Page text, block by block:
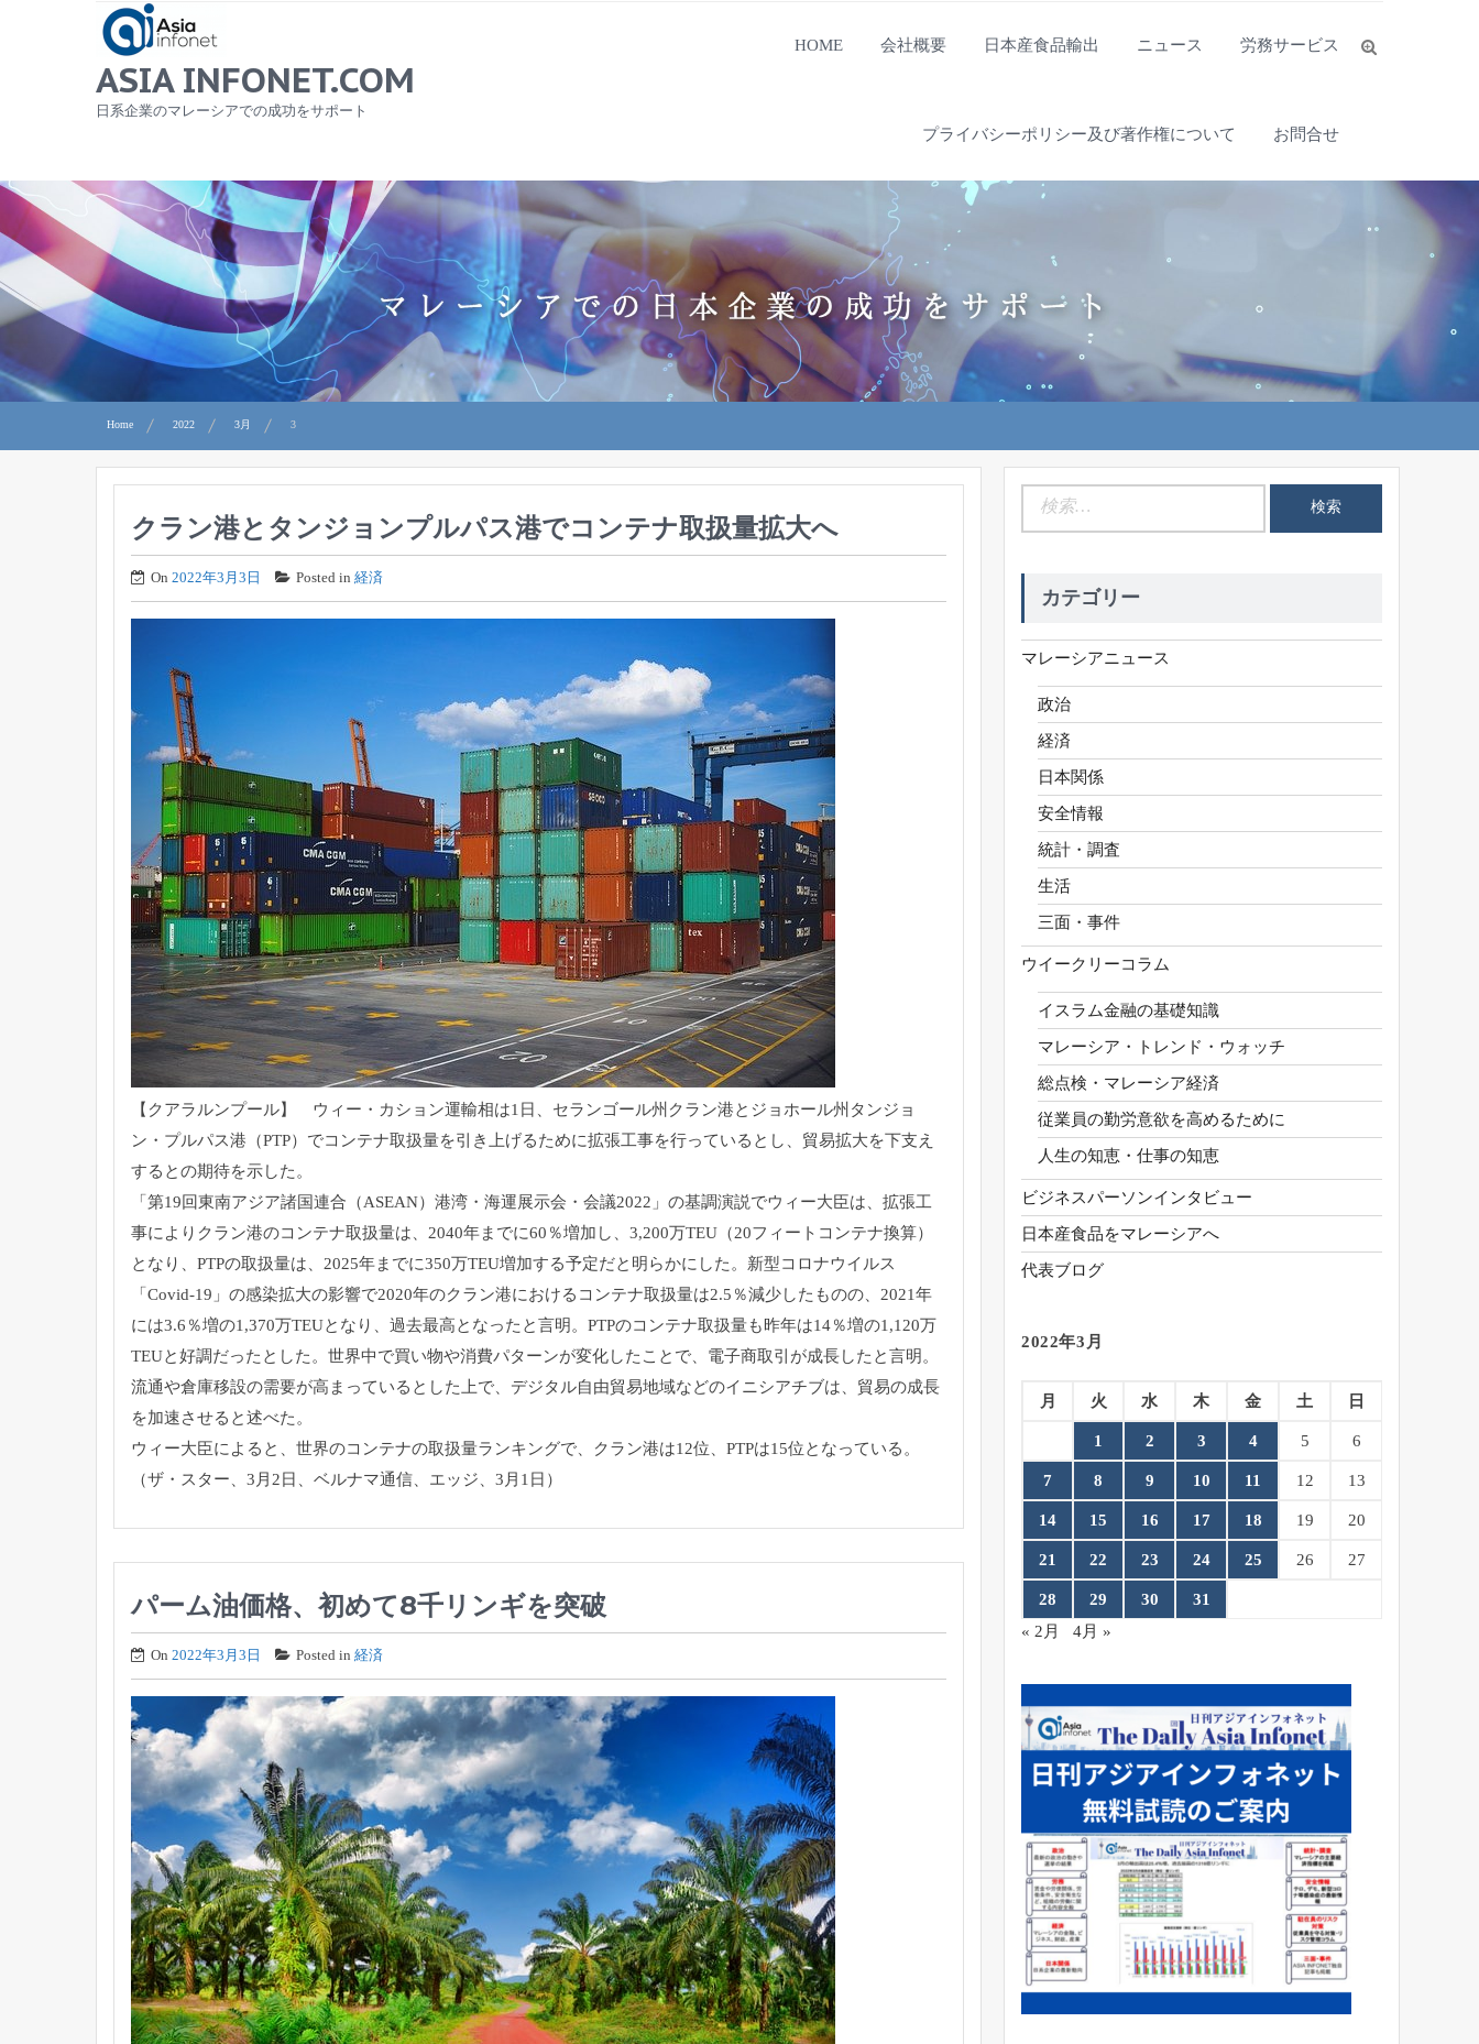
ASIA INFONET.COM
日系企業のマレーシアでの成功をサポート
HOME 会社概要 日本産食品輸出 ニュース 労務サービス
プライバシーポリシー及び著作権について お問合せ
Home 2022 3月 3
クラン港とタンジョンプルパス港でコンテナ取扱量拡大へ
On 2022年3月3日 Posted in 経済
【クアラルンプール】 ウィー・カション運輸相は1日、 セランゴール州クラン港とジョホール州タンジョ
ン・プルパス港（PTP） でコンテナ取扱量を引き上げるために拡張工事を行っているとし、 貿易拡大を下支え
するとの期待を示した。
「第19回東南アジア諸国連合（ASEAN）港湾・海運展示会・ 会議2022」の基調演説でウィー大臣は、 拡張工
事によりクラン港のコンテナ取扱量は、 2040年までに60％増加し、3,200万TEU（20フィートコンテナ換算）
となり、PTPの取扱量は、 2025年までに350万TEU増加する予定だと明らかにした。 新型コロナウイルス
「Covid-19」 の感染拡大の影響で2020年のクラン港におけるコンテナ取扱量は2.5％減少したものの、2021年
には3.6％増の1,370万TEUとなり、過去最高となったと言明。 PTPのコンテナ取扱量も昨年は14％増の1,120万
TEUと好調だったとした。 世界中で買い物や消費パターンが変化したことで、 電子商取引が成長したと言明。
流通や倉庫移設の需要が高まっているとした上で、 デジタル自由貿易地域などのイニシアチブは、 貿易の成長
を加速させると述べた。
ウィー大臣によると、世界のコンテナの取扱量ランキングで、
クラン港は12位、PTPは15位となっている。
（ザ・スター、3月2日、ベルナマ通信、エッジ、3月1日）
パーム油価格、初めて8千リンギを突破
On 2022年3月3日 Posted in 経済
カテゴリー
マレーシアニュース
政治
経済
日本関係
安全情報
統計・調査
生活
三面・事件
ウイークリーコラム
イスラム金融の基礎知識
マレーシア・トレンド・ウォッチ
総点検・マレーシア経済
従業員の勤労意欲を高めるために
人生の知恵・仕事の知恵
ビジネスパーソンインタビュー
日本産食品をマレーシアへ
代表ブログ
2022年3月
月 火 水 木 金 土 日
1 2 3 4 5 6
7 8 9 10 11 12 13
14 15 16 17 18 19 20
21 22 23 24 25 26 27
28 29 30
31
« 2月
4月 »